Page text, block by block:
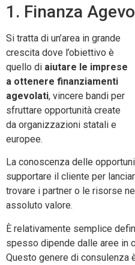
1. Finanza
Si tratta di un’area in grande
crescita dove l’obiettivo è
quello di aiutare le imprese
a ottenere finanziamenti
agevolati, vincere bandi per
sfruttare opportunità create
da organizzazioni statali e
europee.
La conoscenza delle
supportare il cliente per
trovare i partner o le risorse
assoluto valore.
È relativamente semplice
spesso dipende dalle aree in
Questo genere di consulenza